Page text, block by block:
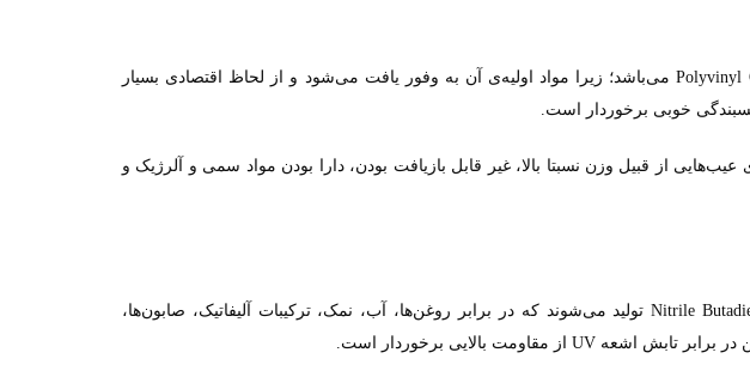
Polyvinyl می‌باشد؛ زیرا مواد اولیه‌ی آن به وفور یافت می‌شود و از لحاظ اقتصادی بسیار
خوبی برخوردار است.
از قبیل وزن نسبتا بالا، غیر قابل بازیافت بودن، دارا بودن مواد سمی و آلرژیک و
Nitrile تولید می‌شوند که در برابر روغن‌ها، آب، نمک، ترکیبات آلیفاتیک، صابون‌ها،
در برابر تابش اشعه UV از مقاومت بالایی برخوردار است.